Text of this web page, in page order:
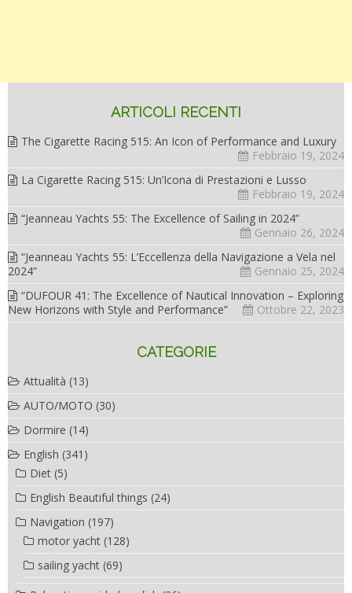
ARTICOLI RECENTI
The Cigarette Racing 515: An Icon of Performance and Luxury
Febbraio 19, 2024
La Cigarette Racing 515: Un’Icona di Prestazioni e Lusso
Febbraio 19, 2024
“Jeanneau Yachts 55: The Excellence of Sailing in 2024”
Gennaio 26, 2024
“Jeanneau Yachts 55: L’Eccellenza della Navigazione a Vela nel
2024”
Gennaio 25, 2024
“DUFOUR 41: The Excellence of Nautical Innovation – Exploring
New Horizons with Style and Performance”
Ottobre 22, 2023
CATEGORIE
Attualità (13)
AUTO/MOTO (30)
Dormire (14)
English (341)
Diet (5)
English Beautiful things (24)
Navigation (197)
motor yacht (128)
sailing yacht (69)